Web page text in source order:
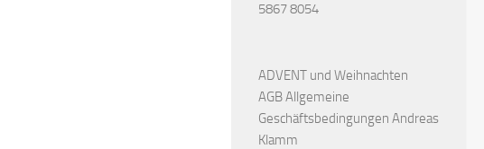
5867 8054
ADVENT und Weihnachten
AGB Allgemeine
Geschäftsbedingungen Andreas
Klamm